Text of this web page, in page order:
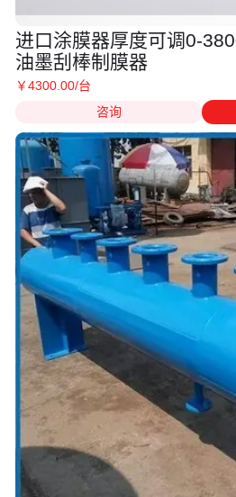
进口涂膜器厚度可调0-
油墨刮棒制膜器
￥4300 .00/台
咨询